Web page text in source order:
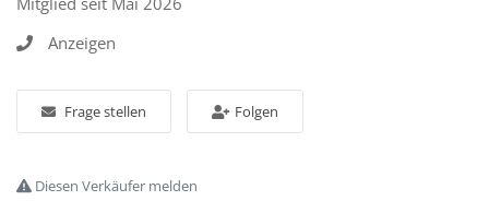
Wunschliste
Contact
Blog
Anzeigen
Frage stellen Folgen
Diesen Verkäufer melden